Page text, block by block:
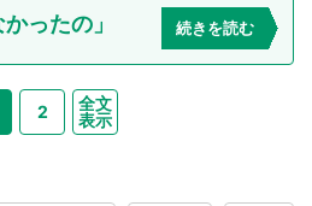
ったの」 続きを読む
2
全文
表示